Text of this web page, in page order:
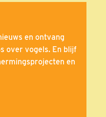
en ontvang
over vogels. En blijf
en